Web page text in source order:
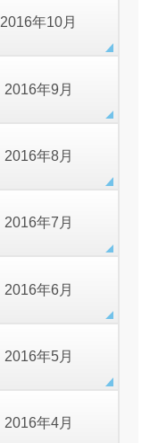
2016年10月
2016年9月
2016年8月
2016年7月
2016年6月
2016年5月
2016年4月